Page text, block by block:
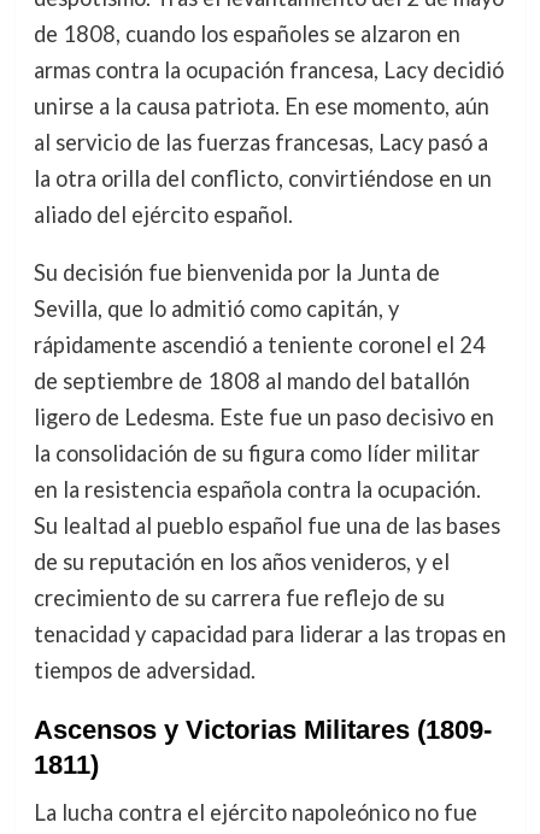
de 1808, cuando los españoles se alzaron en
armas contra la ocupación francesa, Lacy decidió
unirse a la causa patriota. En ese momento, aún
al servicio de las fuerzas francesas, Lacy pasó a
la otra orilla del conflicto, convirtiéndose en un
aliado del ejército español.
Su decisión fue bienvenida por la Junta de
Sevilla, que lo admitió como capitán, y
rápidamente ascendió a teniente coronel el 24
de septiembre de 1808 al mando del batallón
ligero de Ledesma. Este fue un paso decisivo en
la consolidación de su figura como líder militar
en la resistencia española contra la ocupación.
Su lealtad al pueblo español fue una de las bases
de su reputación en los años venideros, y el
crecimiento de su carrera fue reflejo de su
tenacidad y capacidad para liderar a las tropas en
tiempos de adversidad.
Ascensos y Victorias Militares (1809-
1811)
La lucha contra el ejército napoleónico no fue